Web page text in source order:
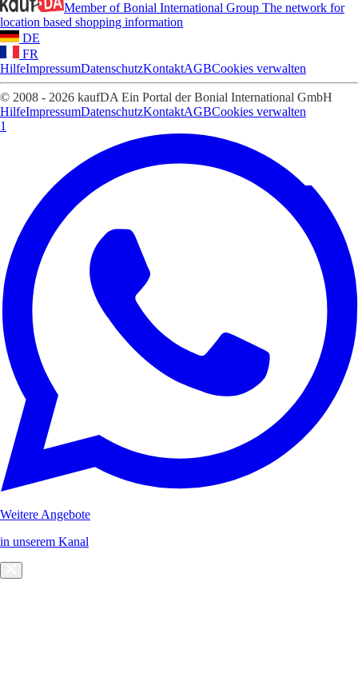
Member of Bonial International Group The network for
location based shopping information
DE
FR
HilfeImpressumDatenschutzKontaktAGBCookies verwalten
© 2008 - 2026 kaufDA Ein Portal der Bonial International GmbH
HilfeImpressumDatenschutzKontaktAGBCookies verwalten
1
Weitere Angebote
in unserem Kanal